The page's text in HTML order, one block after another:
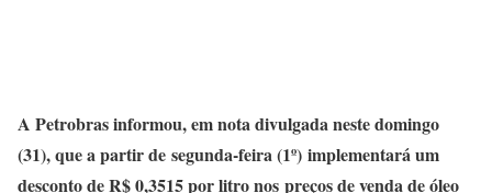
A Petrobras informou, em nota divulgada neste domingo
(31), que a partir de segunda-feira (1º) implementará um
desconto de R$ 0,3515 por litro nos preços de venda de óleo